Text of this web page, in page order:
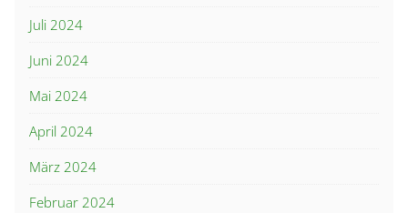
Juli 2024
Juni 2024
Mai 2024
April 2024
März 2024
Februar 2024